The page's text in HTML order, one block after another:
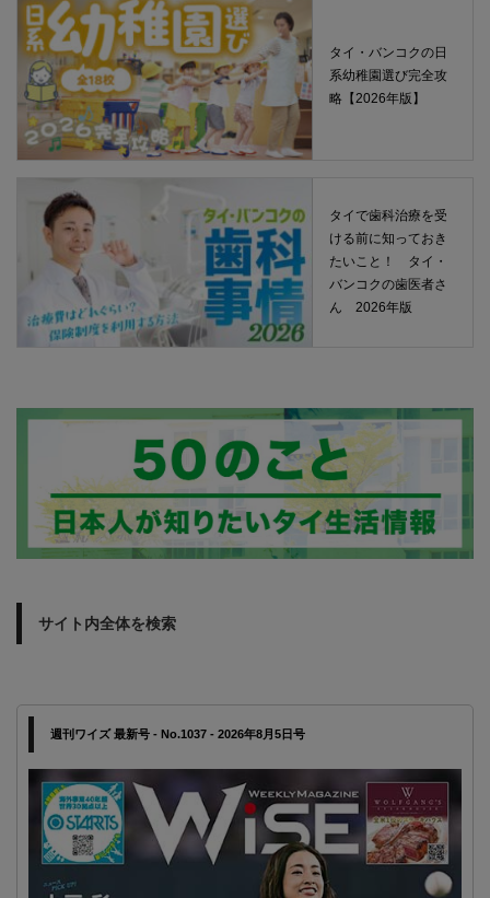
タイ・バンコクの日
系幼稚園選び完全攻
略【2026年版】
タイで歯科治療を受
ける前に知っておき
たいこと！ タイ・
バンコクの歯医者さ
ん 2026年版
サイト内全体を検索
週刊ワイズ 最新号 - No.1037 - 2026年8月5日号